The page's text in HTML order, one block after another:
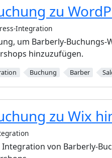
zu
Integration
um Barberly-
hinzuzufügen.
Buchung Barber
zu Wix
von Barberly-